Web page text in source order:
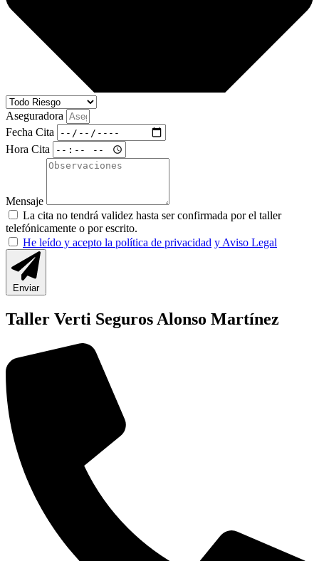
Aseguradora
Fecha Cita
Hora Cita
Mensaje
La cita no tendrá validez hasta ser confirmada por el taller
telefónicamente o por escrito.
He leído y acepto la política de privacidad y Aviso Legal
Enviar
Taller Verti Seguros Alonso Martínez